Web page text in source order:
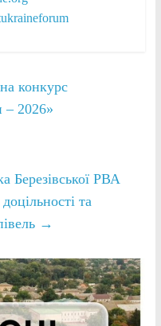
конкурс
– 2026»
Березівської РВА
та
→